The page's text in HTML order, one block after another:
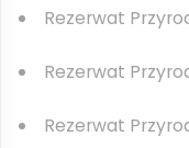
Rezerwat
Rezerwat
Rezerwat